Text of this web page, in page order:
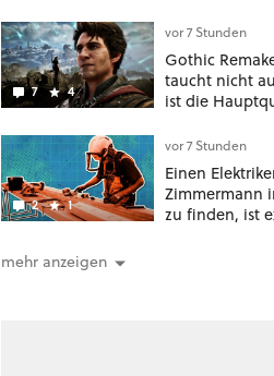
7 4
vor 7 Stunden
Gothic
taucht nicht
ist die
2 1
vor 7 Stunden
Einen
Zimmermann
zu finden, ist
mehr anzeigen